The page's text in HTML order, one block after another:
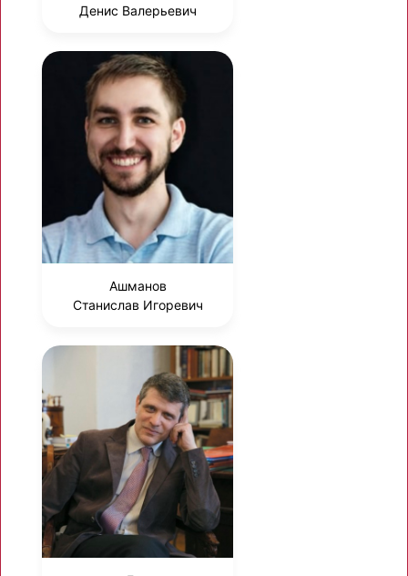
Денис Валерьевич
Ашманов
Станислав Игоревич